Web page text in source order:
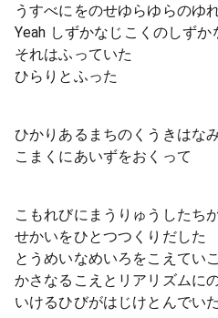
うすべにをのせゆらゆらのゆ
Yeah しずかなじこくのしずか
それはふっていた
ひらりとふった
ひかりあるまちのくうきはな
こまくにあいずをおくって
こもれびにまうりゅうしたち
せかいをひとつつくりだした
とうめいなめいろをこえてい
かさなるこえとリアリズムに
いけるひびがはじけとんでいた